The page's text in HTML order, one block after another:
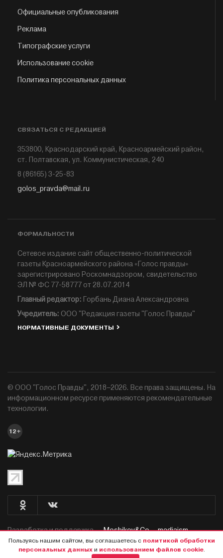
Официальные опубликования
Реклама
Типографские услуги
Использование cookie
Политика персональных данных
СВЯЗАТЬСЯ С РЕДАКЦИЕЙ
353800, Краснодарский край, Красноармейский район,
ст. Полтавская, ул. Коммунистическая, 240
8 (86165) 3-25-83
golos_pravda@mail.ru
ФОРМАЛЬНОСТИ
Сетевое издание сайт общественно-политической
газеты Красноармейского района «Голос правды»
зарегистрировано Роскомнадзором, свидетельство
ЭЛ № ФС 77-58777 от 28.07.2014
Главный редактор: Горбань Диана Александровна
Учредитель: ООО "Редакция газеты "Голос Правды"
НОРМАТИВНЫЕ ДОКУМЕНТЫ
© ООО "Голос Правды", 2018–2026. Все права защищены. На
информационном ресурсе применяются рекомендательные
технологии.
12+
Разработка и поддержка —Moshikov&Co. - mediaism.
Пользуясь нашим сайтом, вы соглашаетесь с политикой обработки
персональных данныхи использованием файлов cookie.